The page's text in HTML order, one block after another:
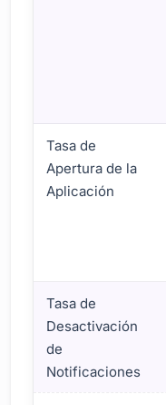
Tasa de
Apertura de la
Aplicación
Tasa de
Desactivación
de
Notificaciones